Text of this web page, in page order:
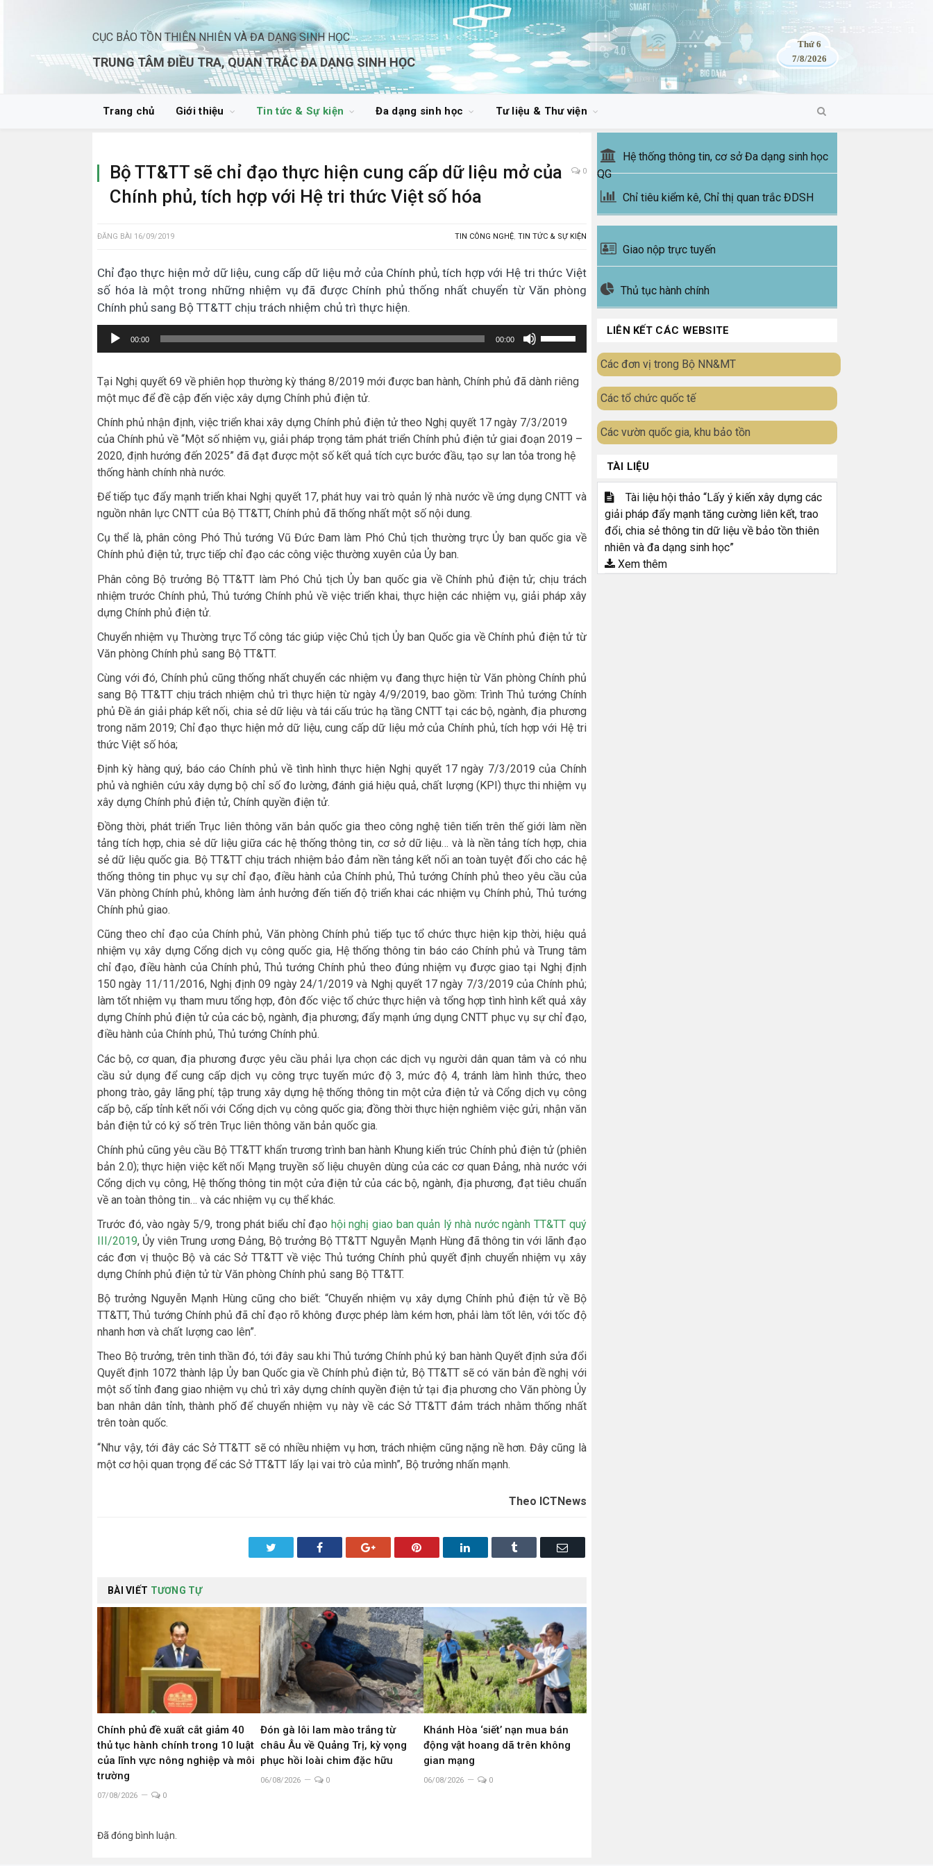
CỤC BẢO TỒN THIÊN NHIÊN VÀ ĐA DẠNG SINH HỌC
TRUNG TÂM ĐIỀU TRA, QUAN TRẮC ĐA DẠNG SINH HỌC
Thứ 6
7/8/2026
Trang chủ Giới thiệu Tin tức & Sự kiện Đa dạng sinh học Tư liệu & Thư viện
Bộ TT&TT sẽ chỉ đạo thực hiện cung cấp dữ liệu mở của
Chính phủ, tích hợp với Hệ tri thức Việt số hóa
0
ĐĂNG BÀI 16/09/2019 TIN CÔNG NGHỆ, TIN TỨC & SỰ KIỆN
Chỉ đạo thực hiện mở dữ liệu, cung cấp dữ liệu mở của Chính phủ, tích hợp với Hệ tri thức Việt
số hóa là một trong những nhiệm vụ đã được Chính phủ thống nhất chuyển từ Văn phòng
Chính phủ sang Bộ TT&TT chịu trách nhiệm chủ trì thực hiện.
Trình
chơi
00:00 00:00
Sử
dụng
Lên/Xuống
Tại Nghị quyết 69 về phiên họp thường kỳ tháng 8/2019 mới được ban hành, Chính phủ đã dành riêng
một mục để đề cập đến việc xây dựng Chính phủ điện tử.
Chính phủ nhận định, việc triển khai xây dựng Chính phủ điện tử theo Nghị quyết 17 ngày 7/3/2019
của Chính phủ về “Một số nhiệm vụ, giải pháp trọng tâm phát triển Chính phủ điện tử giai đoạn 2019 –
2020, định hướng đến 2025” đã đạt được một số kết quả tích cực bước đầu, tạo sự lan tỏa trong hệ
thống hành chính nhà nước.
Để tiếp tục đẩy mạnh triển khai Nghị quyết 17, phát huy vai trò quản lý nhà nước về ứng dụng CNTT và
nguồn nhân lực CNTT của Bộ TT&TT, Chính phủ đã thống nhất một số nội dung.
Cụ thể là, phân công Phó Thủ tướng Vũ Đức Đam làm Phó Chủ tịch thường trực Ủy ban quốc gia về
Chính phủ điện tử, trực tiếp chỉ đạo các công việc thường xuyên của Ủy ban.
Phân công Bộ trưởng Bộ TT&TT làm Phó Chủ tịch Ủy ban quốc gia về Chính phủ điện tử; chịu trách
nhiệm trước Chính phủ, Thủ tướng Chính phủ về việc triển khai, thực hiện các nhiệm vụ, giải pháp xây
dựng Chính phủ điện tử.
Chuyển nhiệm vụ Thường trực Tổ công tác giúp việc Chủ tịch Ủy ban Quốc gia về Chính phủ điện tử từ
Văn phòng Chính phủ sang Bộ TT&TT.
Cùng với đó, Chính phủ cũng thống nhất chuyển các nhiệm vụ đang thực hiện từ Văn phòng Chính phủ
sang Bộ TT&TT chịu trách nhiệm chủ trì thực hiện từ ngày 4/9/2019, bao gồm: Trình Thủ tướng Chính
phủ Đề án giải pháp kết nối, chia sẻ dữ liệu và tái cấu trúc hạ tầng CNTT tại các bộ, ngành, địa phương
trong năm 2019; Chỉ đạo thực hiện mở dữ liệu, cung cấp dữ liệu mở của Chính phủ, tích hợp với Hệ tri
thức Việt số hóa;
Định kỳ hàng quý, báo cáo Chính phủ về tình hình thực hiện Nghị quyết 17 ngày 7/3/2019 của Chính
phủ và nghiên cứu xây dựng bộ chỉ số đo lường, đánh giá hiệu quả, chất lượng (KPI) thực thi nhiệm vụ
xây dựng Chính phủ điện tử, Chính quyền điện tử.
Đồng thời, phát triển Trục liên thông văn bản quốc gia theo công nghệ tiên tiến trên thế giới làm nền
tảng tích hợp, chia sẻ dữ liệu giữa các hệ thống thông tin, cơ sở dữ liệu… và là nền tảng tích hợp, chia
sẻ dữ liệu quốc gia. Bộ TT&TT chịu trách nhiệm bảo đảm nền tảng kết nối an toàn tuyệt đối cho các hệ
thống thông tin phục vụ sự chỉ đạo, điều hành của Chính phủ, Thủ tướng Chính phủ theo yêu cầu của
Văn phòng Chính phủ, không làm ảnh hưởng đến tiến độ triển khai các nhiệm vụ Chính phủ, Thủ tướng
Chính phủ giao.
Cũng theo chỉ đạo của Chính phủ, Văn phòng Chính phủ tiếp tục tổ chức thực hiện kịp thời, hiệu quả
nhiệm vụ xây dựng Cổng dịch vụ công quốc gia, Hệ thống thông tin báo cáo Chính phủ và Trung tâm
chỉ đạo, điều hành của Chính phủ, Thủ tướng Chính phủ theo đúng nhiệm vụ được giao tại Nghị định
150 ngày 11/11/2016, Nghị định 09 ngày 24/1/2019 và Nghị quyết 17 ngày 7/3/2019 của Chính phủ;
làm tốt nhiệm vụ tham mưu tổng hợp, đôn đốc việc tổ chức thực hiện và tổng hợp tình hình kết quả xây
dựng Chính phủ điện tử của các bộ, ngành, địa phương; đẩy mạnh ứng dụng CNTT phục vụ sự chỉ đạo,
điều hành của Chính phủ, Thủ tướng Chính phủ.
Các bộ, cơ quan, địa phương được yêu cầu phải lựa chọn các dịch vụ người dân quan tâm và có nhu
cầu sử dụng để cung cấp dịch vụ công trực tuyến mức độ 3, mức độ 4, tránh làm hình thức, theo
phong trào, gây lãng phí; tập trung xây dựng hệ thống thông tin một cửa điện tử và Cổng dịch vụ công
cấp bộ, cấp tỉnh kết nối với Cổng dịch vụ công quốc gia; đồng thời thực hiện nghiêm việc gửi, nhận văn
bản điện tử có ký số trên Trục liên thông văn bản quốc gia.
Chính phủ cũng yêu cầu Bộ TT&TT khẩn trương trình ban hành Khung kiến trúc Chính phủ điện tử (phiên
bản 2.0); thực hiện việc kết nối Mạng truyền số liệu chuyên dùng của các cơ quan Đảng, nhà nước với
Cổng dịch vụ công, Hệ thống thông tin một cửa điện tử của các bộ, ngành, địa phương, đạt tiêu chuẩn
về an toàn thông tin… và các nhiệm vụ cụ thể khác.
Trước đó, vào ngày 5/9, trong phát biểu chỉ đạo hội nghị giao ban quản lý nhà nước ngành TT&TT quý
III/2019, Ủy viên Trung ương Đảng, Bộ trưởng Bộ TT&TT Nguyễn Mạnh Hùng đã thông tin với lãnh đạo
các đơn vị thuộc Bộ và các Sở TT&TT về việc Thủ tướng Chính phủ quyết định chuyển nhiệm vụ xây
dựng Chính phủ điện tử từ Văn phòng Chính phủ sang Bộ TT&TT.
Bộ trưởng Nguyễn Mạnh Hùng cũng cho biết: “Chuyển nhiệm vụ xây dựng Chính phủ điện tử về Bộ
TT&TT, Thủ tướng Chính phủ đã chỉ đạo rõ không được phép làm kém hơn, phải làm tốt lên, với tốc độ
nhanh hơn và chất lượng cao lên”.
Theo Bộ trưởng, trên tinh thần đó, tới đây sau khi Thủ tướng Chính phủ ký ban hành Quyết định sửa đổi
Quyết định 1072 thành lập Ủy ban Quốc gia về Chính phủ điện tử, Bộ TT&TT sẽ có văn bản đề nghị với
một số tỉnh đang giao nhiệm vụ chủ trì xây dựng chính quyền điện tử tại địa phương cho Văn phòng Ủy
ban nhân dân tỉnh, thành phố để chuyển nhiệm vụ này về các Sở TT&TT đảm trách nhằm thống nhất
trên toàn quốc.
“Như vậy, tới đây các Sở TT&TT sẽ có nhiều nhiệm vụ hơn, trách nhiệm cũng nặng nề hơn. Đây cũng là
một cơ hội quan trọng để các Sở TT&TT lấy lại vai trò của mình”, Bộ trưởng nhấn mạnh.
Theo ICTNews
Twitter Facebook Google+ Pinterest LinkedIn Tumblr Email
BÀI VIẾT TƯƠNG TỰ
Chính phủ đề xuất cắt giảm 40
thủ tục hành chính trong 10 luật
của lĩnh vực nông nghiệp và môi
trường
07/08/2026 0
Đón gà lôi lam mào trắng từ
châu Âu về Quảng Trị, kỳ vọng
phục hồi loài chim đặc hữu
06/08/2026 0
Khánh Hòa ‘siết’ nạn mua bán
động vật hoang dã trên không
gian mạng
06/08/2026 0
Đã đóng bình luận.
Hệ thống thông tin, cơ sở Đa dạng sinh học
QG
Chỉ tiêu kiểm kê, Chỉ thị quan trắc ĐDSH
Giao nộp trực tuyến
Thủ tục hành chính
LIÊN KẾT CÁC WEBSITE
Các đơn vị trong Bộ NN&MT
Các tổ chức quốc tế
Các vườn quốc gia, khu bảo tồn
TÀI LIỆU
Tài liệu hội thảo “Lấy ý kiến xây dựng các
giải pháp đẩy mạnh tăng cường liên kết, trao
đổi, chia sẻ thông tin dữ liệu về bảo tồn thiên
nhiên và đa dạng sinh học”
Xem thêm